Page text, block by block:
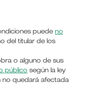
puede no
del titular de los
o alguno de sus
públicosegún la ley
no quedará afectada